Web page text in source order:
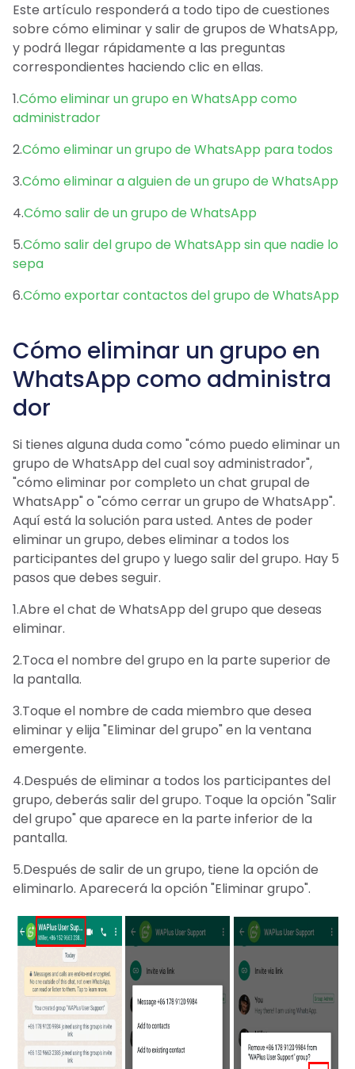
Este artículo responderá a todo tipo de cuestiones
sobre cómo eliminar y salir de grupos de WhatsApp,
y podrá llegar rápidamente a las preguntas
correspondientes haciendo clic en ellas.
1.Cómo eliminar un grupo en WhatsApp como
administrador
2.Cómo eliminar un grupo de WhatsApp para todos
3.Cómo eliminar a alguien de un grupo de WhatsApp
4.Cómo salir de un grupo de WhatsApp
5.Cómo salir del grupo de WhatsApp sin que nadie lo
sepa
6.Cómo exportar contactos del grupo de WhatsApp
Cómo eliminar un grupo en
WhatsApp como administra
dor
Si tienes alguna duda como "cómo puedo eliminar un
grupo de WhatsApp del cual soy administrador",
"cómo eliminar por completo un chat grupal de
WhatsApp" o "cómo cerrar un grupo de WhatsApp".
Aquí está la solución para usted. Antes de poder
eliminar un grupo, debes eliminar a todos los
participantes del grupo y luego salir del grupo. Hay 5
pasos que debes seguir.
1.Abre el chat de WhatsApp del grupo que deseas
eliminar.
2.Toca el nombre del grupo en la parte superior de
la pantalla.
3.Toque el nombre de cada miembro que desea
eliminar y elija "Eliminar del grupo" en la ventana
emergente.
4.Después de eliminar a todos los participantes del
grupo, deberás salir del grupo. Toque la opción "Salir
del grupo" que aparece en la parte inferior de la
pantalla.
5.Después de salir de un grupo, tiene la opción de
eliminarlo. Aparecerá la opción "Eliminar grupo".